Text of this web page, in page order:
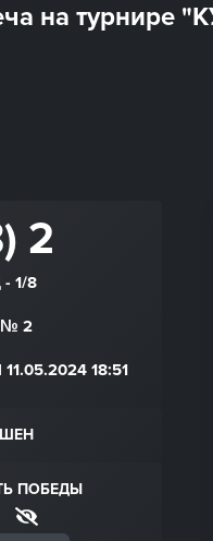
на турнире
2
1/8
2
18:51
ПОБЕДЫ